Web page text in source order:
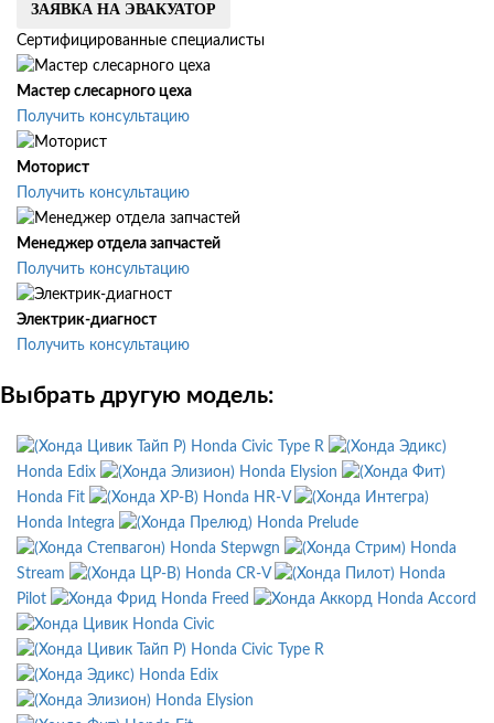
ЗАЯВКА НА ЭВАКУАТОР
Сертифицированные специалисты
Мастер слесарного цеха
Получить консультацию
Моторист
Получить консультацию
Менеджер отдела запчастей
Получить консультацию
Электрик-диагност
Получить консультацию
Выбрать другую модель:
Honda Civic Type R
Honda Edix
Honda Elysion
Honda Fit
Honda HR-V
Honda Integra
Honda Prelude
Honda Stepwgn
Honda
Stream
Honda CR-V
Honda
Pilot
Honda Freed
Honda Accord
Honda Civic
Honda Civic Type R
Honda Edix
Honda Elysion